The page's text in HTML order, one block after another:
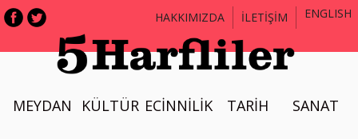
HAKKIMIZDA İLETİŞİM ENGLISH
MEYDAN KÜLTÜR ECİNNİLİK TARİH SANAT